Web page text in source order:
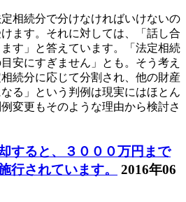
相続分で分けなければいけないの
ます。それに対しては、「話し合
す」と答えています。「法定相続
安にすぎません」とも。そう考え
続分に応じて分割され、他の財産
る」という判例は現実にはほとん
変更もそのような理由から検討さ
すると、３０００万円まで
行されています。
2016年06